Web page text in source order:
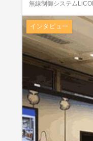
無線制御システム
インタビュー